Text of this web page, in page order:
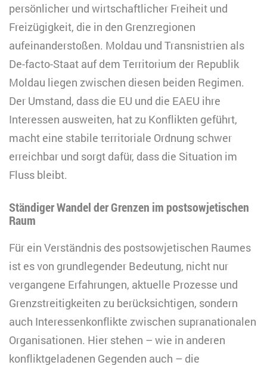
persönlicher und wirtschaftlicher Freiheit und
Freizügigkeit, die in den Grenzregionen
aufeinanderstoßen. Moldau und Transnistrien als
De-facto-Staat auf dem Territorium der Republik
Moldau liegen zwischen diesen beiden Regimen.
Der Umstand, dass die EU und die EAEU ihre
Interessen ausweiten, hat zu Konflikten geführt,
macht eine stabile territoriale Ordnung schwer
erreichbar und sorgt dafür, dass die Situation im
Fluss bleibt.
Ständiger Wandel der Grenzen im postsowjetischen
Raum
Für ein Verständnis des postsowjetischen Raumes
ist es von grundlegender Bedeutung, nicht nur
vergangene Erfahrungen, aktuelle Prozesse und
Grenzstreitigkeiten zu berücksichtigen, sondern
auch Interessenkonflikte zwischen supranationalen
Organisationen. Hier stehen – wie in anderen
konfliktgeladenen Gegenden auch – die